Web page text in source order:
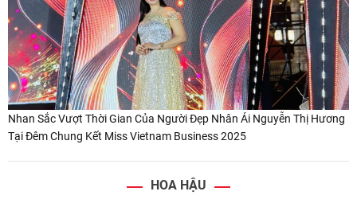
Nhan Sắc Vượt Thời Gian Của Người Đẹp Nhân Ái Nguyễn Thị Hương
Tại Đêm Chung Kết Miss Vietnam Business 2025
HOA HẬU